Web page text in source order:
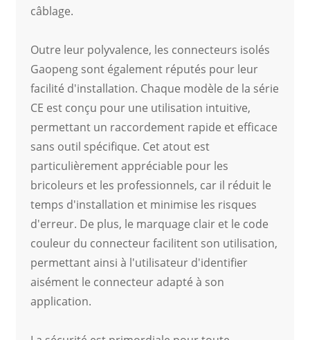
câblage.
Outre leur polyvalence, les connecteurs isolés
Gaopeng sont également réputés pour leur
facilité d'installation. Chaque modèle de la série
CE est conçu pour une utilisation intuitive,
permettant un raccordement rapide et efficace
sans outil spécifique. Cet atout est
particulièrement appréciable pour les
bricoleurs et les professionnels, car il réduit le
temps d'installation et minimise les risques
d'erreur. De plus, le marquage clair et le code
couleur du connecteur facilitent son utilisation,
permettant ainsi à l'utilisateur d'identifier
aisément le connecteur adapté à son
application.